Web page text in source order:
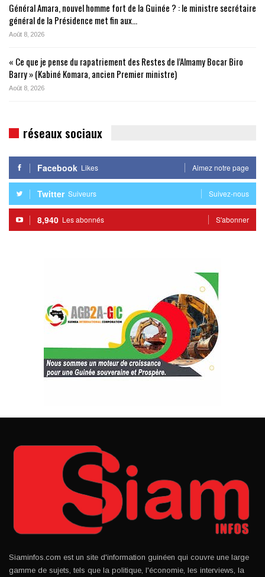
Général Amara, nouvel homme fort de la Guinée ? : le ministre secrétaire
général de la Présidence met fin aux…
Août 8, 2026
« Ce que je pense du rapatriement des Restes de l’Almamy Bocar Biro
Barry » (Kabiné Komara, ancien Premier ministre)
Août 8, 2026
réseaux sociaux
Facebook Likes Aimez notre page
Twitter Suiveurs Suivez-nous
8,940 Les abonnés S'abonner
Siaminfos.com est un site d'information guinéen qui couvre une large
gamme de sujets, tels que la politique, l'économie, les interviews, la